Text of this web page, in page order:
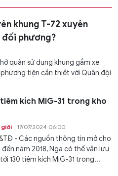
khung T-72 xuyên
phương?
quân sử dụng khung gầm xe
tiện cần thiết với Quân đội
kích MiG-31 trong kho
giới 17/07/2024 06:00
- Các nguồn thông tin mở cho
đến năm 2018, Nga có thể vẫn lưu
130 tiêm kích MiG-31 trong...